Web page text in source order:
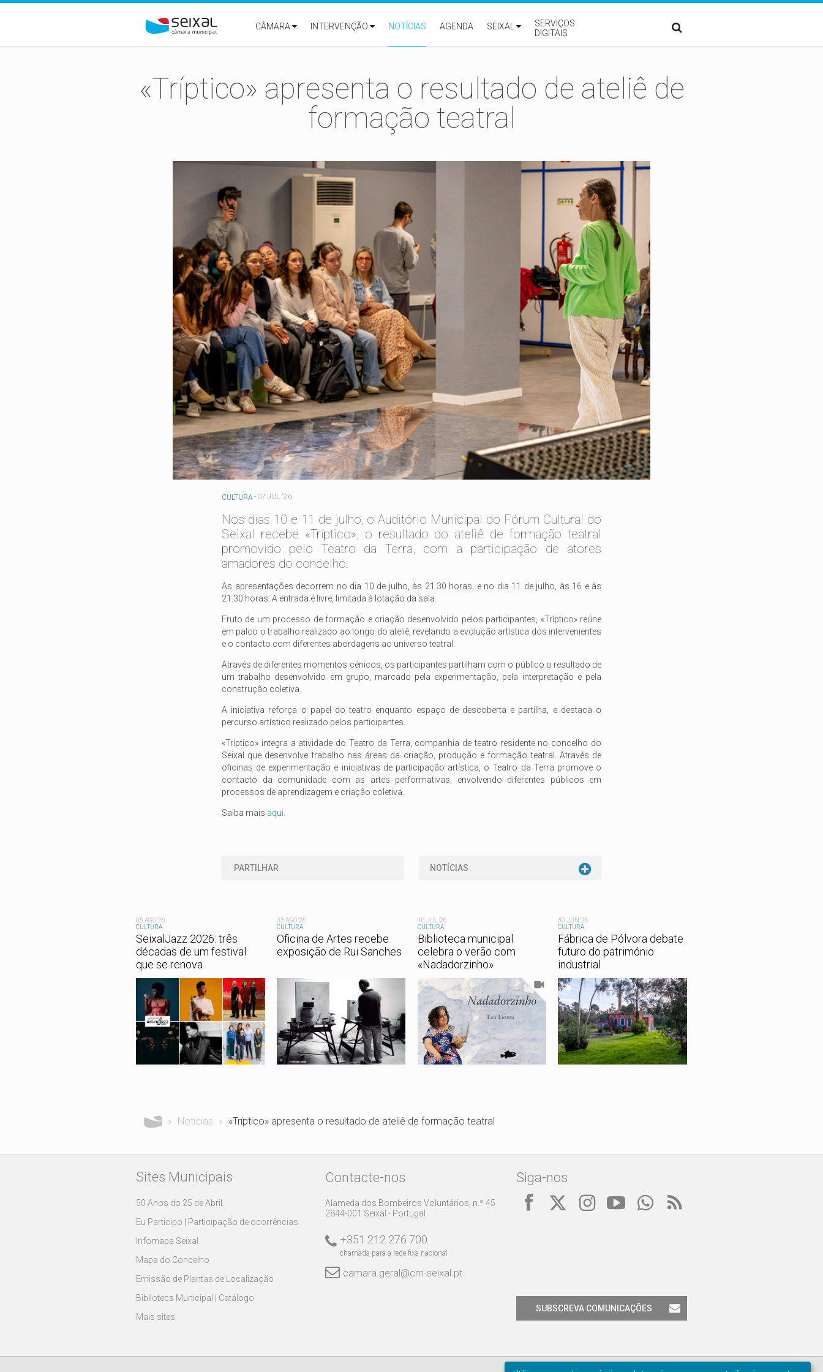
CÂMARA
INTERVENÇÃO NOTÍCIAS AGENDA SEIXAL
SERVIÇOS
DIGITAIS
«Tríptico» apresenta o resultado de ateliê de
formação teatral
CULTURA- 07 JUL '26
Nos dias 10 e 11 de julho, o Auditório Municipal do Fórum Cultural do
Seixal recebe «Tríptico», o resultado do ateliê de formação teatral
promovido pelo Teatro da Terra, com a participação de atores
amadores do concelho.
As apresentações decorrem no dia 10 de julho, às 21.30 horas, e no dia 11 de julho, às 16 e às
21.30 horas. A entrada é livre, limitada à lotação da sala.
Fruto de um processo de formação e criação desenvolvido pelos participantes, «Tríptico» reúne
em palco o trabalho realizado ao longo do ateliê, revelando a evolução artística dos intervenientes
e o contacto com diferentes abordagens ao universo teatral.
Através de diferentes momentos cénicos, os participantes partilham com o público o resultado de
um trabalho desenvolvido em grupo, marcado pela experimentação, pela interpretação e pela
construção coletiva.
A iniciativa reforça o papel do teatro enquanto espaço de descoberta e partilha, e destaca o
percurso artístico realizado pelos participantes.
«Tríptico» integra a atividade do Teatro da Terra, companhia de teatro residente no concelho do
Seixal que desenvolve trabalho nas áreas da criação, produção e formação teatral. Através de
oficinas de experimentação e iniciativas de participação artística, o Teatro da Terra promove o
contacto da comunidade com as artes performativas, envolvendo diferentes públicos em
processos de aprendizagem e criação coletiva.
Saiba mais aqui
PARTILHAR NOTÍCIAS
05 AGO '26
CULTURA
SeixalJazz 2026: três
décadas de um festival
que se renova
03 AGO '26
CULTURA
Oficina de Artes recebe
exposição de Rui Sanches
10 JUL '26
CULTURA
Biblioteca municipal
celebra o verão com
«Nadadorzinho»
30 JUN '26
CULTURA
Fábrica de Pólvora debate
futuro do património
industrial
Notícias «Tríptico» apresenta o resultado de ateliê de formação teatral
Sites Municipais
50 Anos do 25 de Abril
Eu Participo | Participação de ocorrências
Infomapa Seixal
Mapa do Concelho
Emissão de Plantas de Localização
Biblioteca Municipal | Catálogo
Mais sites
Contacte-nos
Alameda dos Bombeiros Voluntários, n.º 45
2844-001 Seixal - Portugal
+351 212 276 700
chamada para a rede fixa nacional
camara.geral@cm-seixal.pt
Siga-nos
SUBSCREVA COMUNICAÇÕES